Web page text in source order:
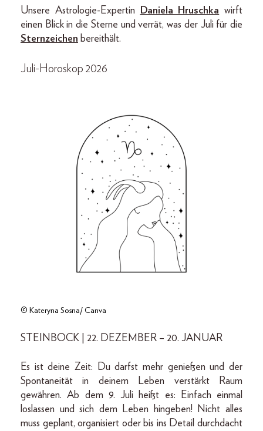
Unsere Astrologie-Expertin Daniela Hruschka wirft
einen Blick in die Sterne und verrät, was der Juli für die
Sternzeichen bereithält.
Juli-Horoskop 2026
© Kateryna Sosna/ Canva
STEINBOCK | 22. DEZEMBER – 20. JANUAR
Es ist deine Zeit: Du darfst mehr genießen und der
Spontaneität in deinem Leben verstärkt Raum
gewähren. Ab dem 9. Juli heißt es: Einfach einmal
loslassen und sich dem Leben hingeben! Nicht alles
muss geplant, organisiert oder bis ins Detail durchdacht